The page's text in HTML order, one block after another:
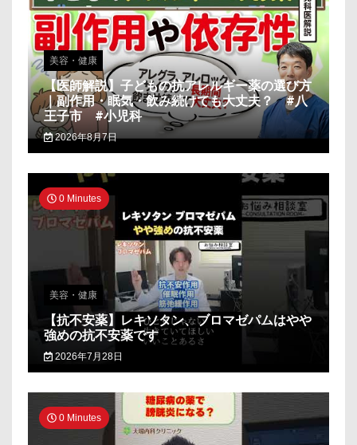
美容・健康
【医師解説】子どもの抗アレルギー薬の選び方
｜副作用・眠気・飲み続けても大丈夫？ #八
王子市 #小児科
2026年8月7日
0 Minutes
美容・健康
【抗不安薬】レキソタン、ブロマゼパムはやや
強めの抗不安薬です
2026年7月28日
0 Minutes